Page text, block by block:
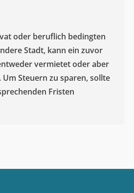
oder beruflich bedingten
Stadt, kann ein zuvor
vermietet oder aber
Steuern zu sparen, sollte
Fristen